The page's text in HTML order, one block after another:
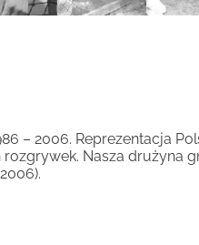
– 2006. Reprezentacja
rozgrywek. Nasza drużyna